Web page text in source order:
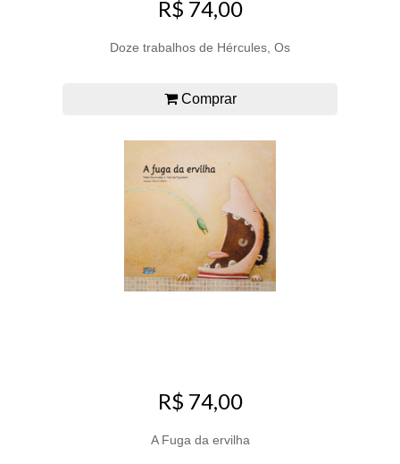
R$ 74,00
Doze trabalhos de Hércules, Os
Comprar
R$ 74,00
A Fuga da ervilha